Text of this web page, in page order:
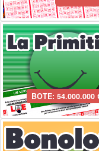
BOTE: 54.000.000